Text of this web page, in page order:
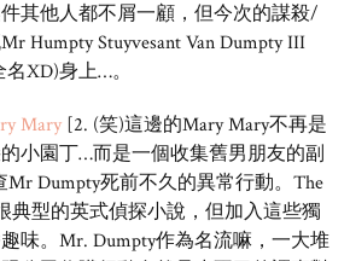
其他人都不屑一顧，但今次的謀殺/
Mr Humpty Stuyvesant Van Dumpty III
XD)身上…。
Mary [2. (笑)這邊的Mary Mary不再是
小園丁…而是一個收集舊男朋友的副
Dumpty死前不久的異常行動。The
典型的英式偵探小說，但加入這些獨
味。Mr. Dumpty作為名流嘛，一大堆